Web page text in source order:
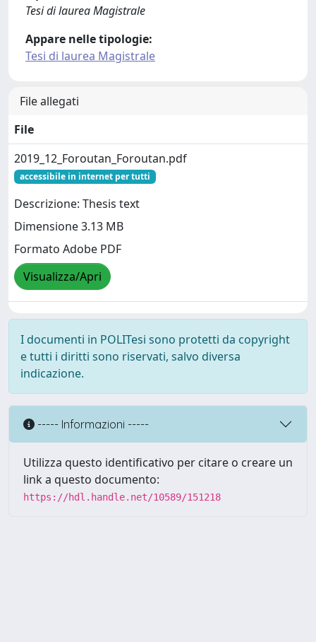
Tesi di laurea Magistrale
Appare nelle tipologie:
Tesi di laurea Magistrale
File allegati
File
2019_12_Foroutan_Foroutan.pdf
accessibile in internet per tutti
Descrizione: Thesis text
Dimensione 3.13 MB
Formato Adobe PDF
Visualizza/Apri
I documenti in POLITesi sono protetti da copyright
e tutti i diritti sono riservati, salvo diversa
indicazione.
----- Informazioni -----
Utilizza questo identificativo per citare o creare un
link a questo documento:
https://hdl.handle.net/10589/151218